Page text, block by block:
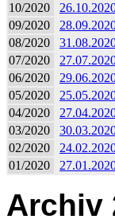
10/2020
09/2020
08/2020
07/2020
06/2020
05/2020
04/2020
03/2020
02/2020
01/2020
Archiv